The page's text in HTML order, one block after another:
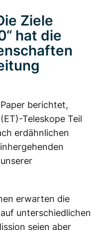
Ziele
hat die
berichtet,
Teleskope Teil
erdähnlichen
erwarten die
unterschiedlichen
seien aber